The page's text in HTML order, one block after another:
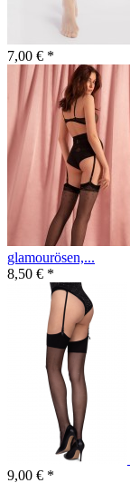
7,00 € *
glamourösen,...
8,50 € *
9,00 € *